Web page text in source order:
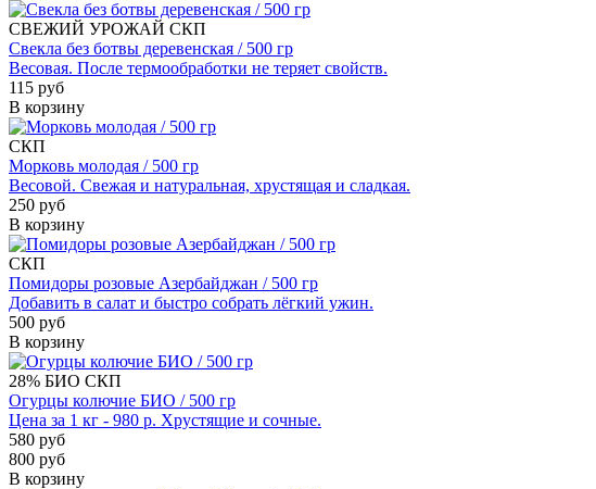
СВЕЖИЙ УРОЖАЙ СКП
Свекла без ботвы деревенская / 500 гр
Весовая. После термообработки не теряет свойств.
115 руб
В корзину
СКП
Морковь молодая / 500 гр
Весовой. Свежая и натуральная, хрустящая и сладкая.
250 руб
В корзину
СКП
Помидоры розовые Азербайджан / 500 гр
Добавить в салат и быстро собрать лёгкий ужин.
500 руб
В корзину
28% БИО СКП
Огурцы колючие БИО / 500 гр
Цена за 1 кг - 980 р. Хрустящие и сочные.
580 руб
800 руб
В корзину